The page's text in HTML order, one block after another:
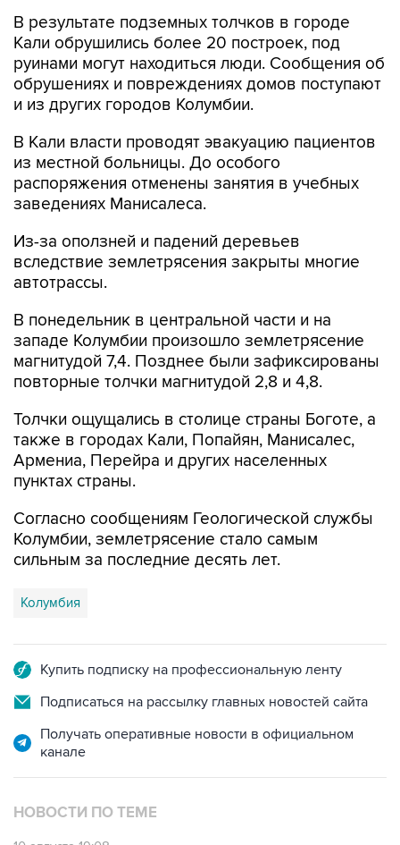
В результате подземных толчков в городе
Кали обрушились более 20 построек, под
руинами могут находиться люди. Сообщения об
обрушениях и повреждениях домов поступают
и из других городов Колумбии.
В Кали власти проводят эвакуацию пациентов
из местной больницы. До особого
распоряжения отменены занятия в учебных
заведениях Манисалеса.
Из-за оползней и падений деревьев
вследствие землетрясения закрыты многие
автотрассы.
В понедельник в центральной части и на
западе Колумбии произошло землетрясение
магнитудой 7,4. Позднее были зафиксированы
повторные толчки магнитудой 2,8 и 4,8.
Толчки ощущались в столице страны Боготе, а
также в городах Кали, Попайян, Манисалес,
Армениа, Перейра и других населенных
пунктах страны.
Согласно сообщениям Геологической службы
Колумбии, землетрясение стало самым
сильным за последние десять лет.
Колумбия
Купить подписку на профессиональную ленту
Подписаться на рассылку главных новостей сайта
Получать оперативные новости в официальном
канале
НОВОСТИ ПО ТЕМЕ